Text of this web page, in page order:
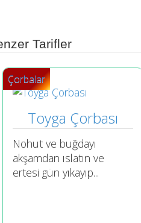
Tarifler
Toyga Çorbası
Nohut ve buğdayı
akşamdan ıslatın ve
ertesi gün yıkayıp...
Çorbalar